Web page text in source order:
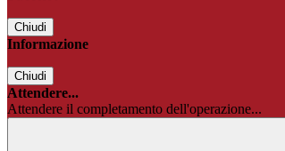
Chiudi
Informazione
Chiudi
Attendere...
Attendere il completamento dell'operazione...